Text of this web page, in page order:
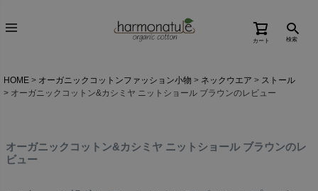
カート 検索
HOME オーガニックコットンファッション小物 ネックウエア
ストール
オーガニックコットン&カシミヤ ニットショール ブラウンのレビュー
オーガニックコットン&カシミヤ ニットショール ブラウンのレ
ビュー